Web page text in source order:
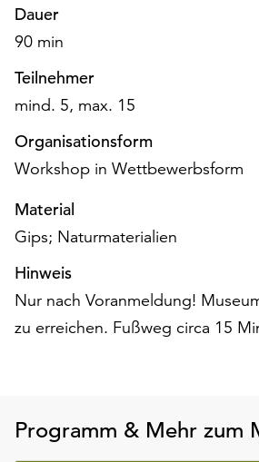
Seite
die
„Cookie-
Einstellungen“
Verfügung.
Funktionale
werden
auch
ohne
Ihr
Einverständnis
ausgeführt.
verwendeten
Dauer
90 min
Teilnehmer
mind. 5, max. 15
Organisationsform
Workshop in Wettbewerbsform
Material
Gips; Naturmaterialien
Hinweis
Nur nach Voranmeldung!
zu erreichen. Fußweg circa 15
Programm & Mehr zum